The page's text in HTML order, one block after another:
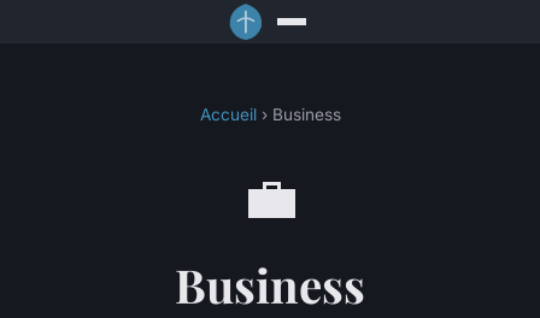
Accueil› Business
💼
Business